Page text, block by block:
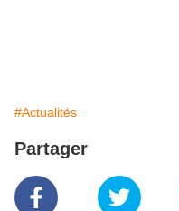
#Actualités
Partager